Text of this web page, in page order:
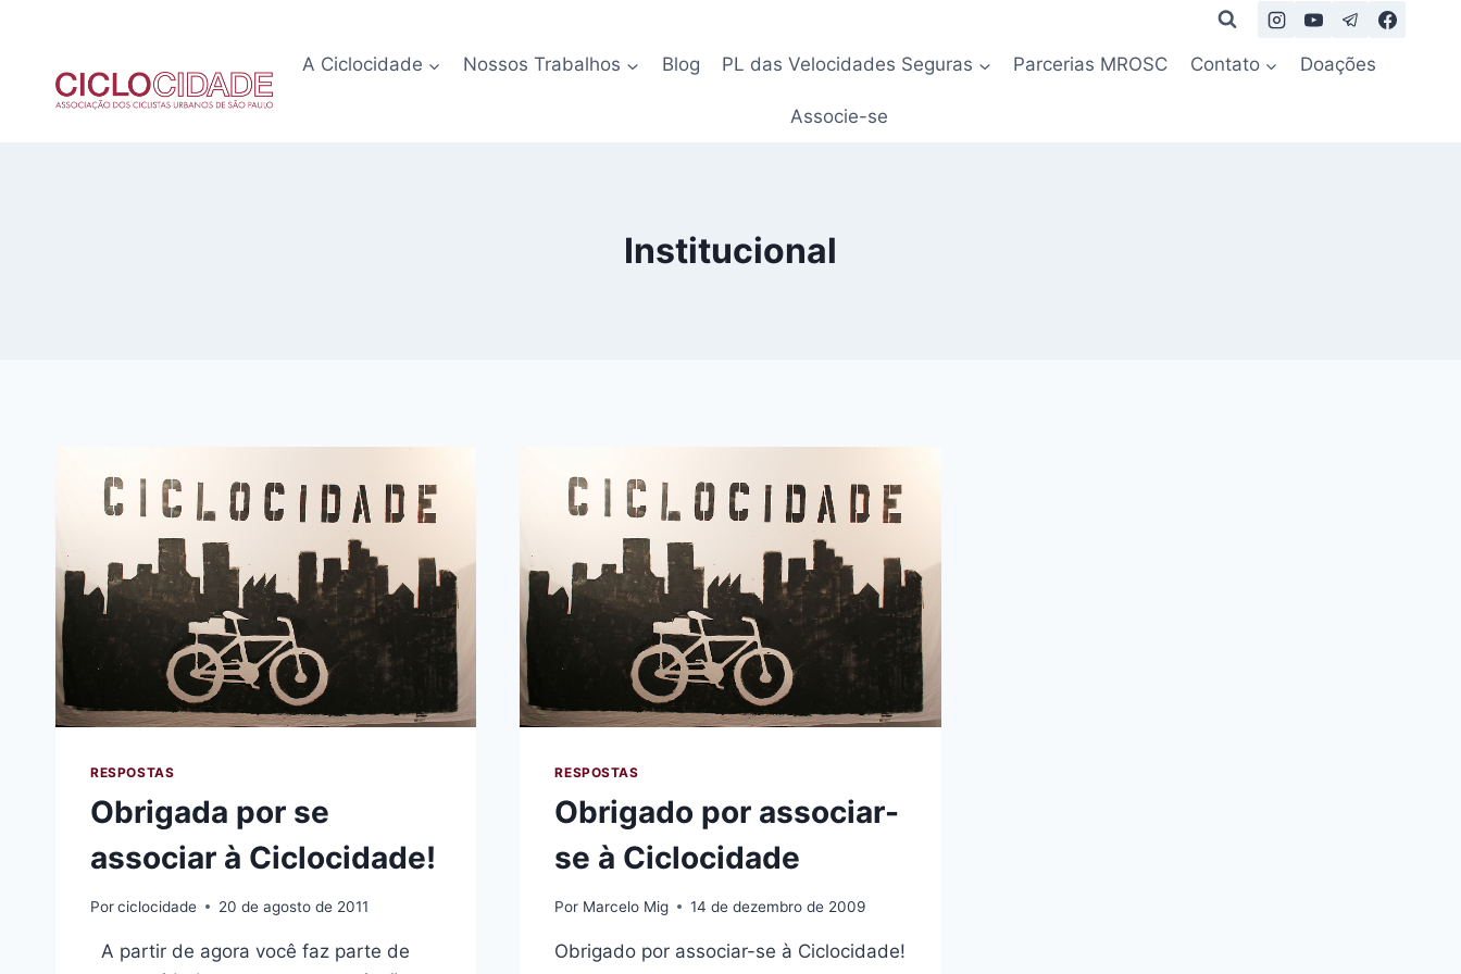
Conteúdo
A Ciclocidade Nossos Trabalhos Blog PL das Velocidades Seguras Parcerias MROSC Contato Doações
Associe-se
Institucional
RESPOSTAS
Obrigada por se
associar à Ciclocidade!
Porciclocidade 20 de agosto de 2011
A partir de agora você faz parte de
RESPOSTAS
Obrigado por associar-
se à Ciclocidade
Por Marcelo Mig 14 de dezembro de 2009
Obrigado por associar-se à Ciclocidade!